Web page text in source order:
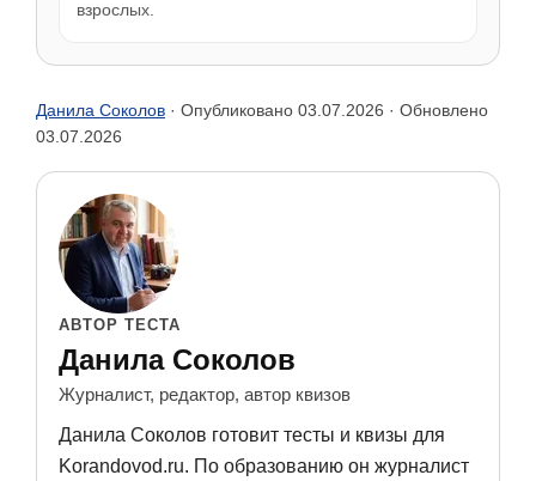
взрослых.
Данила Соколов · Опубликовано 03.07.2026 · Обновлено
03.07.2026
АВТОР ТЕСТА
Данила Соколов
Журналист, редактор, автор квизов
Данила Соколов готовит тесты и квизы для
Korandovod.ru. По образованию он журналист